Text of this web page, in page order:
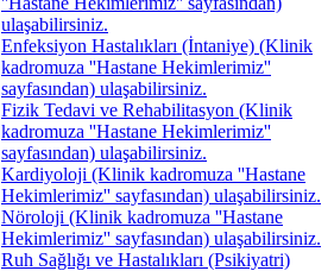
ulaşabilirsiniz.
Enfeksiyon Hastalıkları (İntaniye) (Klinik
kadromuza ''Hastane Hekimlerimiz''
sayfasından) ulaşabilirsiniz.
Fizik Tedavi ve Rehabilitasyon (Klinik
kadromuza ''Hastane Hekimlerimiz''
sayfasından) ulaşabilirsiniz.
Kardiyoloji (Klinik kadromuza ''Hastane
Hekimlerimiz'' sayfasından) ulaşabilirsiniz.
Nöroloji (Klinik kadromuza ''Hastane
Hekimlerimiz'' sayfasından) ulaşabilirsiniz.
Ruh Sağlığı ve Hastalıkları (Psikiyatri)